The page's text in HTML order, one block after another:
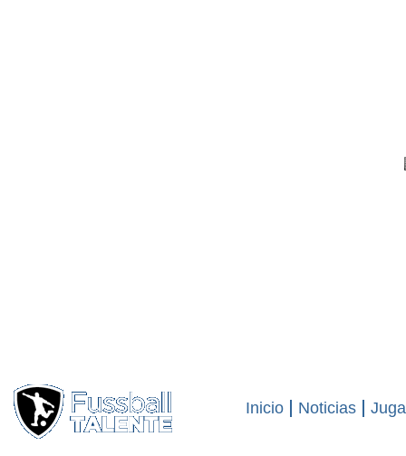
Inicio Noticias